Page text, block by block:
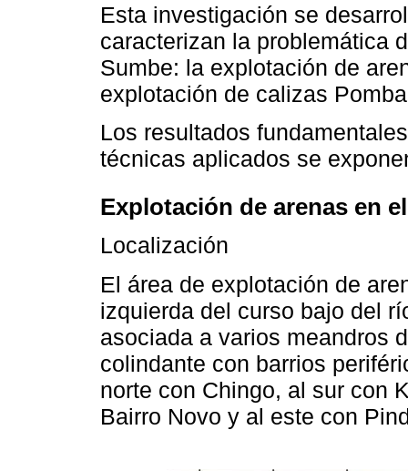
Esta investigación se
caracterizan la problemática
Sumbe: la explotación de
explotación de calizas
Los resultados
técnicas aplicados se
Explotación de arenas en
Localización
El área de explotación de
izquierda del curso bajo del
asociada a varios meandros
colindante con barrios
norte con Chingo, al sur con
Bairro Novo y al este con